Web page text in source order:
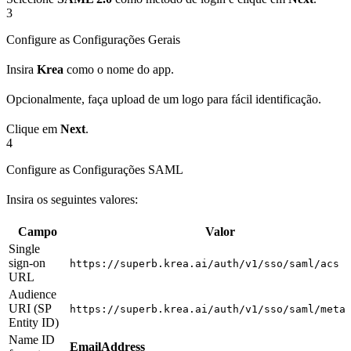
3
Configure as Configurações Gerais
Insira Krea como o nome do app.
Opcionalmente, faça upload de um logo para fácil identificação.
Clique em Next.
4
Configure as Configurações SAML
Insira os seguintes valores:
Campo
Valor
Single
sign-on
URL
https://superb.krea.ai/auth/v1/sso/saml/acs
Audience
URI (SP
Entity ID)
https://superb.krea.ai/auth/v1/sso/saml/
Name ID
EmailAddress